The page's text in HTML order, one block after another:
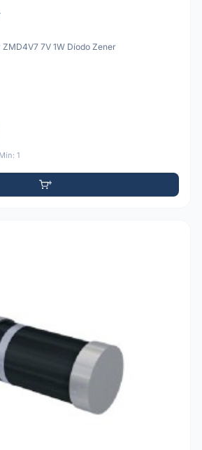
7V 1W Díodo Zener
Mín: 1